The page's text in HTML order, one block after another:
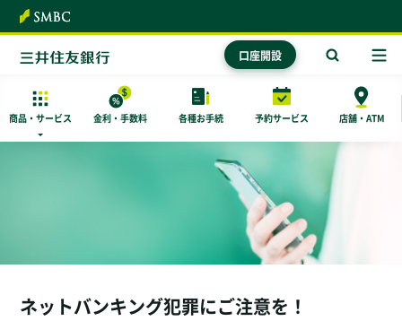
本文へ
口座開設
商品・ サービス 金利・手数料 各種お手続 予約サービス 店舗・ATM
ネットバンキング犯罪にご注意を！